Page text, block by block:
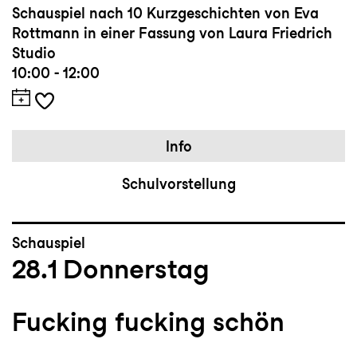
Schauspiel nach 10 Kurzgeschichten von Eva
Rottmann in einer Fassung von Laura Friedrich
Studio
10:00 - 12:00
Info
Schulvorstellung
Schauspiel
28.1 Donnerstag
Fucking fucking schön